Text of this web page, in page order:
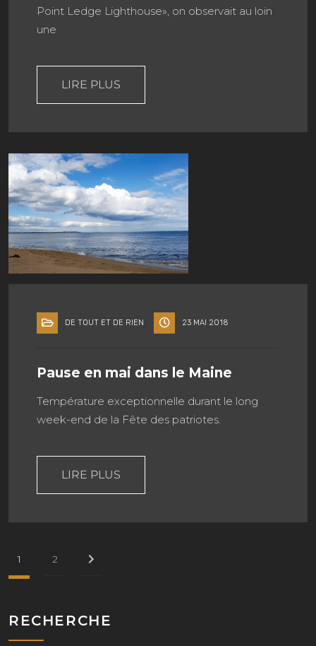
Point Ledge Lighthouse», on observait au loin
une
LIRE PLUS
DE TOUT ET DE RIEN 23 MAI 2018
Pause en mai dans le Maine
Température exceptionnelle durant le long
week-end de la Fête des patriotes.
LIRE PLUS
1 2
RECHERCHE